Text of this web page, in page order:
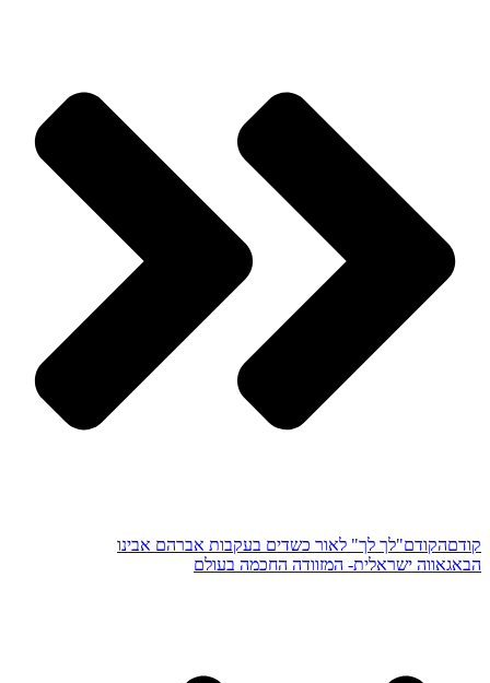
קודםהקודם"לך לך" לאור כשדים בעקבות אברהם אבינו
הבאגאווה ישראלית- המזוודה החכמה בעולם